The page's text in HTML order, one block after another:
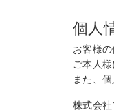
個人
お客様
ご本人
また、
株式会社